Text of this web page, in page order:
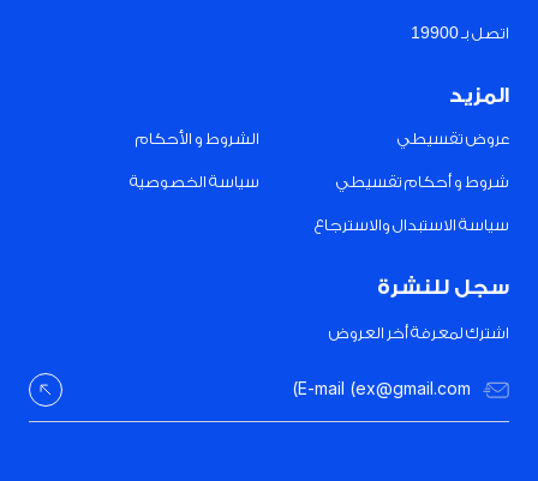
اتصل بـ 19900
المزيد
عروض تقسيطي الشروط و الأحكام
شروط و أحكام تقسيطي سياسة الخصوصية
سياسة الاستبدال والاسترجاع
سجل للنشرة
اشترك لمعرفة أخر العروض